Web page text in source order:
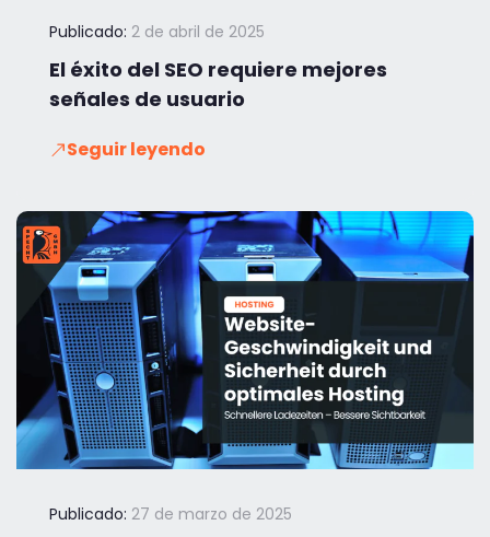
Publicado: 2 de abril de 2025
El éxito del SEO requiere mejores
señales de usuario
Seguir leyendo
Publicado: 27 de marzo de 2025